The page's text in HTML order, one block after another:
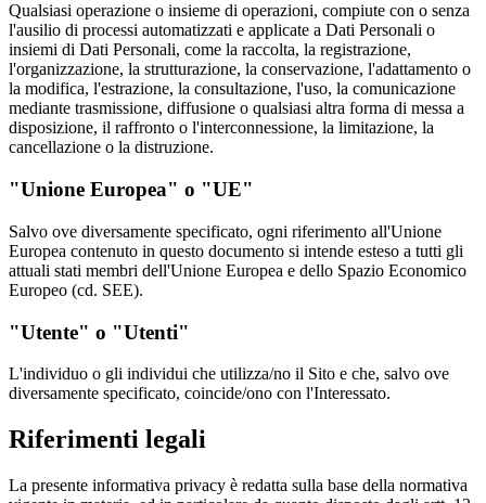
Qualsiasi operazione o insieme di operazioni, compiute con o senza
l'ausilio di processi automatizzati e applicate a Dati Personali o
insiemi di Dati Personali, come la raccolta, la registrazione,
l'organizzazione, la strutturazione, la conservazione, l'adattamento o
la modifica, l'estrazione, la consultazione, l'uso, la comunicazione
mediante trasmissione, diffusione o qualsiasi altra forma di messa a
disposizione, il raffronto o l'interconnessione, la limitazione, la
cancellazione o la distruzione.
"Unione Europea" o "UE"
Salvo ove diversamente specificato, ogni riferimento all'Unione
Europea contenuto in questo documento si intende esteso a tutti gli
attuali stati membri dell'Unione Europea e dello Spazio Economico
Europeo (cd. SEE).
"Utente" o "Utenti"
L'individuo o gli individui che utilizza/no il Sito e che, salvo ove
diversamente specificato, coincide/ono con l'Interessato.
Riferimenti legali
La presente informativa privacy è redatta sulla base della normativa